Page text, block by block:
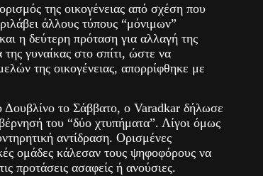
της οικογένειας από σχέση που
άλλους τύπους “μόνιμων”
η δεύτερη πρόταση για αλλαγή της
γυναίκας στο σπίτι, ώστε να
της οικογένειας, απορρίφθηκε με
το Σάββατο, ο Varadkar δήλωσε
του “δύο χτυπήματα”. Λίγοι όμως
αντίδραση. Ορισμένες
ομάδες κάλεσαν τους ψηφοφόρους να
προτάσεις ασαφείς ή ανούσιες.